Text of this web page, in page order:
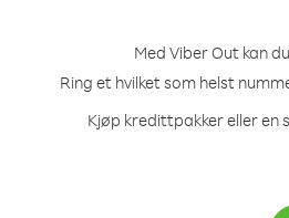
Med Viber Out kan
Ring et hvilket som helst
Kjøp kredittpakker eller en